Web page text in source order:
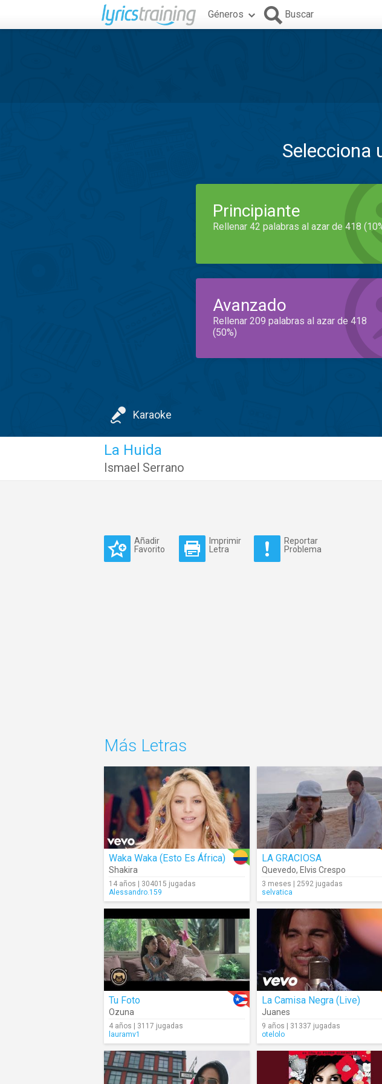
Géneros Buscar
Selecciona
Principiante
Rellenar 42 palabras al azar de 418
Avanzado
Rellenar 209 palabras al azar de 418
(50%)
Karaoke
La Huida
Ismael Serrano
Añadir
Favorito
Imprimir
Letra
Reportar
Problema
Más Letras
Waka Waka (Esto Es África)
Shakira
14 años | 304015 jugadas
Alessandro.159
LA GRACIOSA
Quevedo, Elvis Crespo
3 meses | 2592 jugadas
selvatica
Tu Foto
Ozuna
4 años | 3117 jugadas
lauramv1
La Camisa Negra (Live)
Juanes
9 años | 31337 jugadas
otelolo